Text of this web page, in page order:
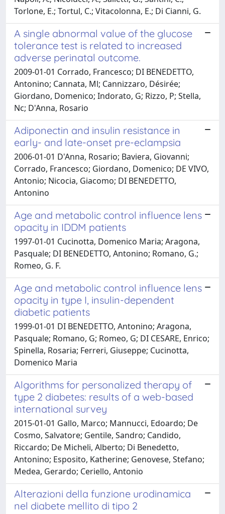
Torlone, E.; Tortul, C.; Vitacolonna, E.; Di Cianni, G.
A single abnormal value of the glucose
tolerance test is related to increased
adverse perinatal outcome.
2009-01-01 Corrado, Francesco; DI BENEDETTO,
Antonino; Cannata, Ml; Cannizzaro, Désirée;
Giordano, Domenico; Indorato, G; Rizzo, P; Stella,
Nc; D'Anna, Rosario
Adiponectin and insulin resistance in
early- and late-onset pre-eclampsia
2006-01-01 D'Anna, Rosario; Baviera, Giovanni;
Corrado, Francesco; Giordano, Domenico; DE VIVO,
Antonio; Nicocia, Giacomo; DI BENEDETTO,
Antonino
Age and metabolic control influence lens
opacity in IDDM patients
1997-01-01 Cucinotta, Domenico Maria; Aragona,
Pasquale; DI BENEDETTO, Antonino; Romano, G.;
Romeo, G. F.
Age and metabolic control influence lens
opacity in type I, insulin-dependent
diabetic patients
1999-01-01 DI BENEDETTO, Antonino; Aragona,
Pasquale; Romano, G; Romeo, G; DI CESARE, Enrico;
Spinella, Rosaria; Ferreri, Giuseppe; Cucinotta,
Domenico Maria
Algorithms for personalized therapy of
type 2 diabetes: results of a web-based
international survey
2015-01-01 Gallo, Marco; Mannucci, Edoardo; De
Cosmo, Salvatore; Gentile, Sandro; Candido,
Riccardo; De Micheli, Alberto; Di Benedetto,
Antonino; Esposito, Katherine; Genovese, Stefano;
Medea, Gerardo; Ceriello, Antonio
Alterazioni della funzione urodinamica
nel diabete mellito di tipo 2